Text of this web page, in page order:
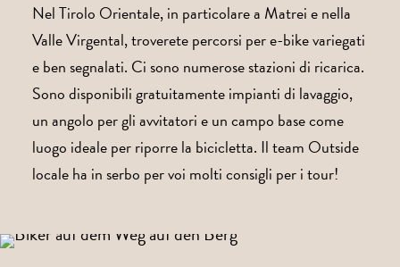
Nel Tirolo Orientale, in particolare a Matrei e nella
Valle Virgental, troverete percorsi per e-bike variegati
e ben segnalati. Ci sono numerose stazioni di ricarica.
Sono disponibili gratuitamente impianti di lavaggio,
un angolo per gli avvitatori e un campo base come
luogo ideale per riporre la bicicletta. Il team Outside
locale ha in serbo per voi molti consigli per i tour!